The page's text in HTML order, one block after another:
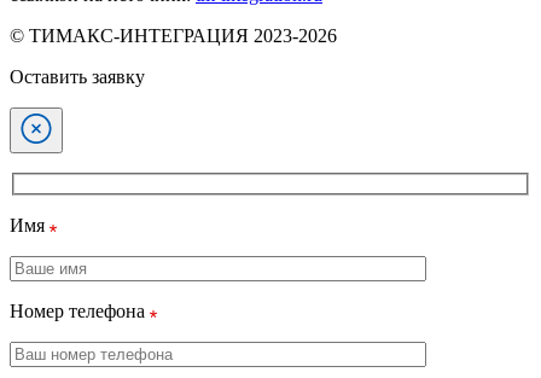
© ТИМАКС-ИНТЕГРАЦИЯ 2023-2026
Оставить заявку
Имя
Номер телефона